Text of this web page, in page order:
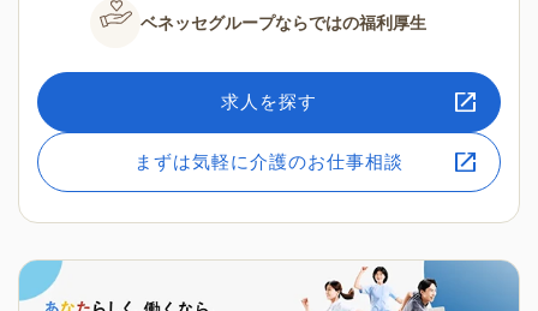
ベネッセグループならではの福利厚生
求人を探す
まずは気軽に介護のお仕事相談